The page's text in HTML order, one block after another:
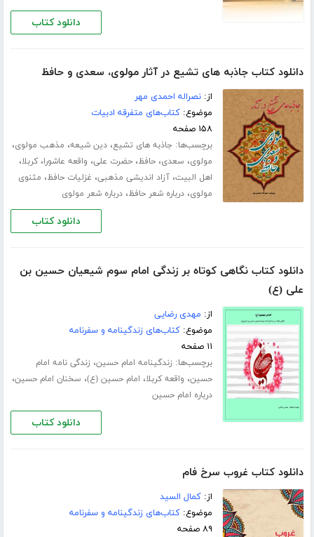
دانلود کتاب
دانلود کتاب جاذبه های تشیع در آثار مولوی، سعدی و حافظ
از:نصراله احمدی مهر
موضوع:کتاب‌های متفرقه ادبیات
۱۵۸ صفحه
برچسب‌ها: جاذبه های تشیع،دین شیعه، مذهب مولوی،
مولوی، سعدی،حافظ،حضرت علی، واقعه عاشورا،کربلا،
اهل البیت،آزاد اندیشی مذهبی، غزلیات حافظ، مثنوی
مولوی،درباره شعر حافظ،درباره شعر مولوی
دانلود کتاب
دانلود کتاب نگاهی کوتاه بر زندگی امام سوم شیعیان حسین بن
علی (ع)
از: مهدی رضایی
موضوع:کتاب‌های زندگینامه و سفرنامه
۱۱ صفحه
برچسب‌ها: زندگینامه امام حسین، زندگی نامه امام
حسین، واقعه کربلا، امام حسین (ع)، سخنان امام حسین،
درباره امام حسین
دانلود کتاب
دانلود کتاب غروب سرخ فام
از:کمال السید
موضوع:کتاب‌های زندگینامه و سفرنامه
۸۹ صفحه